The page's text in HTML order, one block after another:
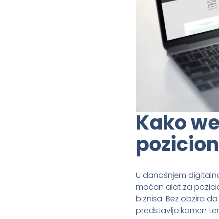
Kako
U današnjem
moćan alat za
biznisa. Bez obzira
predstavlja kamen